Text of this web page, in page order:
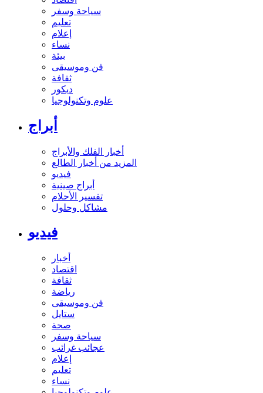
سياحة وسفر
تعليم
إعلام
نساء
بيئة
فن وموسيقى
ثقافة
ديكور
علوم وتكنولوجيا
أبراج
أخبار الفلك والأبراج
المزيد من أخبار الطالع
فيديو
أبراج صينية
تفسير الأحلام
مشاكل وحلول
فيديو
أخبار
اقتصاد
ثقافة
رياضة
فن وموسيقى
ستايل
صحة
سياحة وسفر
عجائب غرائب
إعلام
تعليم
نساء